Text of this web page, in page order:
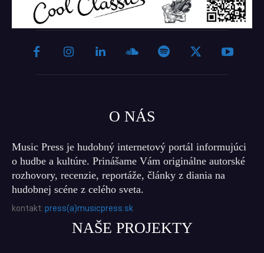
O NÁS
Music Press je hudobný internetový portál informujúci
o hudbe a kultúre. Prinášame Vám originálne autorské
rozhovory, recenzie, reportáže, články z diania na
hudobnej scéne z celého sveta.
kontakt: press(a)musicpress.sk
NAŠE PROJEKTY